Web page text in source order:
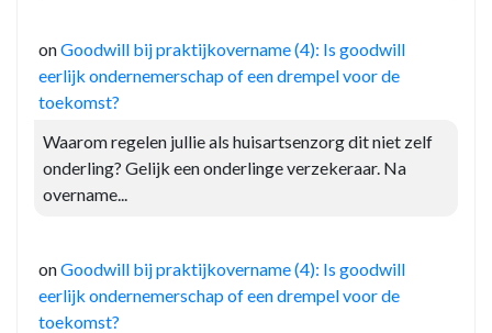
onGoodwill bij praktijkovername (4): Is goodwill
eerlijk ondernemerschap of een drempel voor de
toekomst?
Waarom regelen jullie als huisartsenzorg dit niet zelf
onderling? Gelijk een onderlinge verzekeraar. Na
overname...
onGoodwill bij praktijkovername (4): Is goodwill
eerlijk ondernemerschap of een drempel voor de
toekomst?